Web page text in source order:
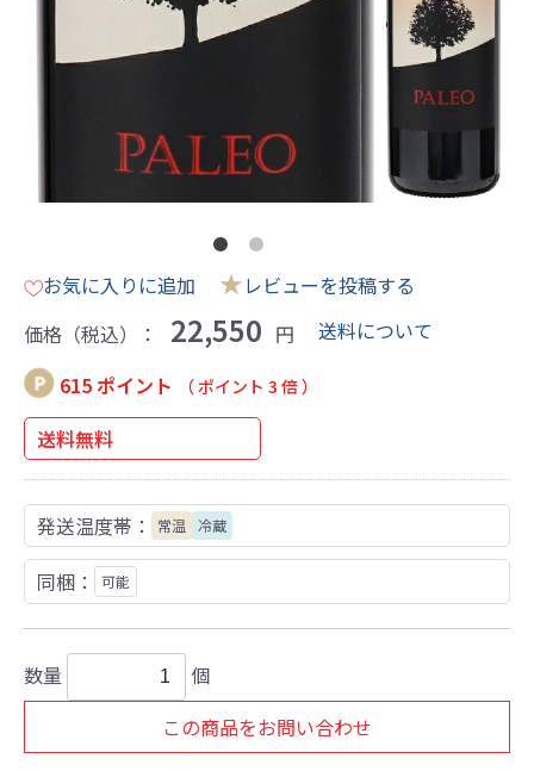
お気に入りに追加 ★レビューを投稿する
価格（税込）：
22,550 円
送料について
615 ポイント
（ ポイント 3 倍 ）
送料無料
発送温度帯： 常温 冷蔵
同梱： 可能
数量
個
この商品をお問い合わせ